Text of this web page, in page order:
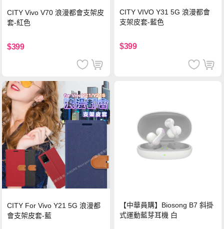
CITY Vivo V70 浪漫都會支架皮
套-紅色
$399
CITY VIVO Y31 5G 浪漫都會
支架皮套-藍色
$399
CITY For Vivo Y21 5G 浪漫都
會支架皮套-藍
【中華員購】Biosong B7 斜掛
式運動藍芽耳機 白